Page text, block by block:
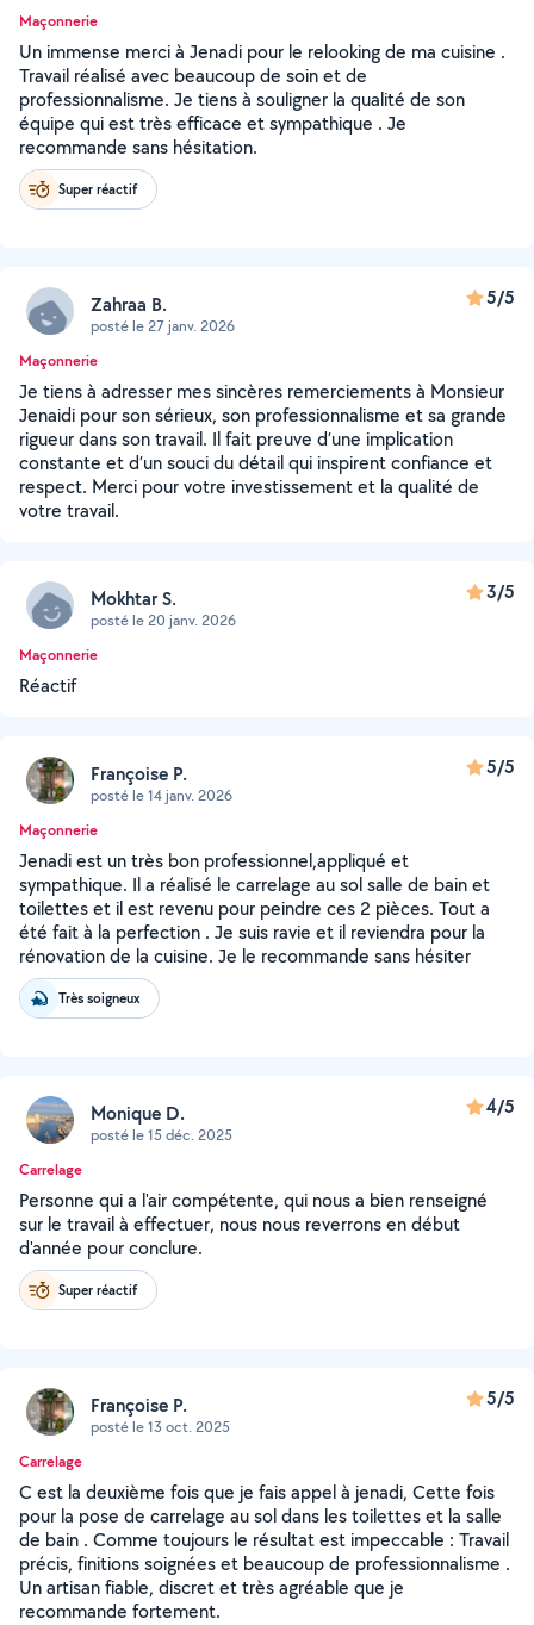
Maçonnerie
Un immense merci à Jenadi pour le relooking de ma cuisine .
Travail réalisé avec beaucoup de soin et de
professionnalisme. Je tiens à souligner la qualité de son
équipe qui est très efficace et sympathique . Je
recommande sans hésitation.
Super réactif
Zahraa B.
posté le 27 janv. 2026
5/5
Maçonnerie
Je tiens à adresser mes sincères remerciements à Monsieur
Jenaidi pour son sérieux, son professionnalisme et sa grande
rigueur dans son travail. Il fait preuve d’une implication
constante et d’un souci du détail qui inspirent confiance et
respect. Merci pour votre investissement et la qualité de
votre travail.
Mokhtar S.
posté le 20 janv. 2026
3/5
Maçonnerie
Réactif
Françoise P.
posté le 14 janv. 2026
5/5
Maçonnerie
Jenadi est un très bon professionnel,appliqué et
sympathique. Il a réalisé le carrelage au sol salle de bain et
toilettes et il est revenu pour peindre ces 2 pièces. Tout a
été fait à la perfection . Je suis ravie et il reviendra pour la
rénovation de la cuisine. Je le recommande sans hésiter
Très soigneux
Monique D.
posté le 15 déc. 2025
4/5
Carrelage
Personne qui a l'air compétente, qui nous a bien renseigné
sur le travail à effectuer, nous nous reverrons en début
d'année pour conclure.
Super réactif
Françoise P.
posté le 13 oct. 2025
5/5
Carrelage
C est la deuxième fois que je fais appel à jenadi, Cette fois
pour la pose de carrelage au sol dans les toilettes et la salle
de bain . Comme toujours le résultat est impeccable : Travail
précis, finitions soignées et beaucoup de professionnalisme .
Un artisan fiable, discret et très agréable que je
recommande fortement.